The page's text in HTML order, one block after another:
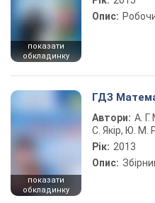
показати
обкладинку
Опис:
показати
обкладинку
ГДЗ
Автори: А.
С. Якір, Ю. М.
Рік: 2013
Опис: